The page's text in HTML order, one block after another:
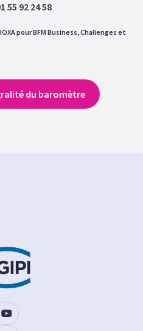
55 92 24 58
pour BFM Business, Challenges et
du baromètre